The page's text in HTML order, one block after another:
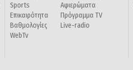
Sports
Επικαιρότητα
Βαθμολογίες
WebTv
Αφιερώματα
Πρόγραμμα TV
Live-radio